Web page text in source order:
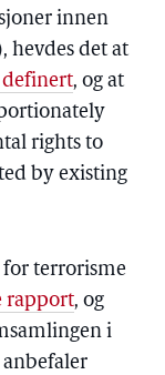
innen
hevdes det at
, og at
rights to
by existing
terrorisme
rapport, og
i